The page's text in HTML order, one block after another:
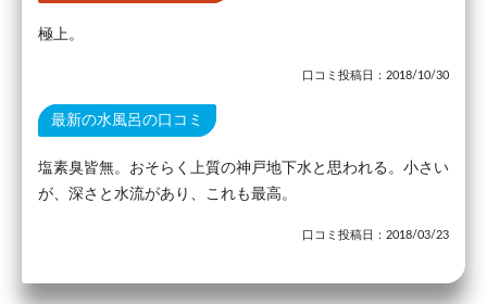
極上。
口コミ投稿日：2018/10/30
最新の水風呂の口コミ
塩素臭皆無。おそらく上質の神戸地下水と思われる。小さい
が、深さと水流があり、これも最高。
口コミ投稿日：2018/03/23